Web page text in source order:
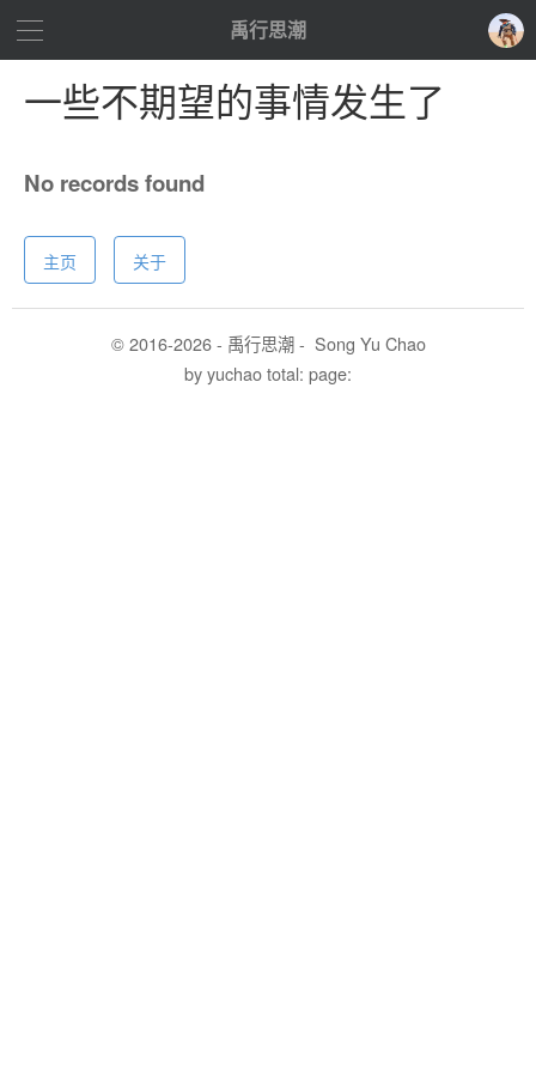
禹行思潮
一些不期望的事情发生了
No records found
主页 关于
© 2016-2026 - 禹行思潮 - Song Yu Chao
by yuchaototal: page: